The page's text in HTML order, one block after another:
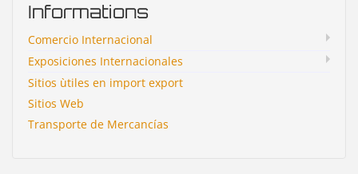
Informations
Comercio Internacional
Exposiciones Internacionales
Sitios ùtiles en import export
Sitios Web
Transporte de Mercancías